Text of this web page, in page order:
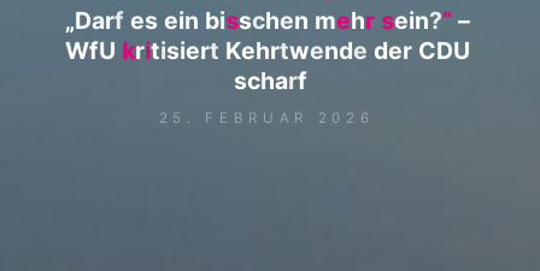
„Darf es ein bis
sschen mehr
r s
sein?“
“ –
WfU k
kri
itisiert Kehrtwende der CDU
scharf
25. FEBRUAR 2026